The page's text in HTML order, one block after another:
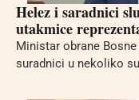
Helez i saradnici
utakmice
Ministar obrane
suradnici u nekoliko